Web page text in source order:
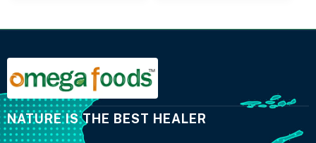
NATURE IS THE BEST HEALER